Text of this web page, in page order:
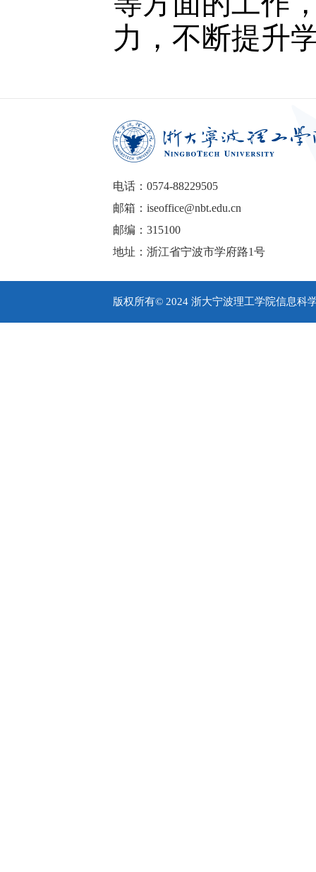
力，不断提升
电话：0574-88229505
邮箱：iseoffice@nbt.edu.cn
邮编：315100
地址：浙江省宁波市学府路1号
版权所有© 2024 浙大宁波理工学院信息科